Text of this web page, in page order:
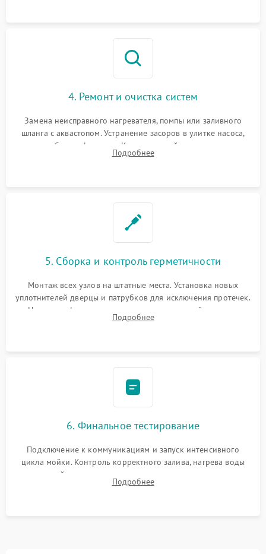
4. Ремонт и очистка систем
Замена неисправного нагревателя, помпы или заливного
шланга с аквастопом. Устранение засоров в улитке насоса,
патрубках и фильтрах. Компонентный ремонт платы
управления, восстановление поврежденной проводки.
Подробнее
5. Сборка и контроль герметичности
Монтаж всех узлов на штатные места. Установка новых
уплотнителей дверцы и патрубков для исключения протечек.
Надежная фиксация хомутов гидравлической системы,
сборка корпуса и установка датчика поплавка.
Подробнее
6. Финальное тестирование
Подключение к коммуникациям и запуск интенсивного
цикла мойки. Контроль корректного залива, нагрева воды
до нужной температуры, отсутствия посторонних шумов,
штатного слива и абсолютной сухости в поддоне.
Подробнее